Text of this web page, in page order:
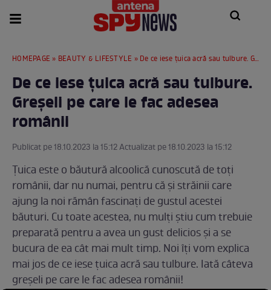
HOMEPAGE » BEAUTY & LIFESTYLE » De ce iese țuica acră sau tulbure. Greșeli pe care le fac adesea românii
De ce iese țuica acră sau tulbure.
Greșeli pe care le fac adesea
românii
Publicat pe 18.10.2023 la 15:12 Actualizat pe 18.10.2023 la 15:12
Țuica este o băutură alcoolică cunoscută de toți
românii, dar nu numai, pentru că și străinii care
ajung la noi rămân fascinați de gustul acestei
băuturi. Cu toate acestea, nu mulți știu cum trebuie
preparată pentru a avea un gust delicios și a se
bucura de ea cât mai mult timp. Noi îți vom explica
mai jos de ce iese țuica acră sau tulbure. Iată câteva
greșeli pe care le fac adesea românii!